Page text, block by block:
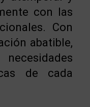
con las
Con
abatible,
de cada